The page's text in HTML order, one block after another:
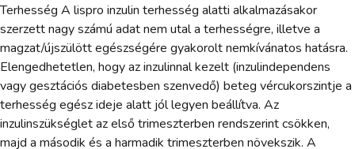
Terhesség A lispro inzulin terhesség alatti alkalmazásakor
szerzett nagy számú adat nem utal a terhességre, illetve a
magzat/újszülött egészségére gyakorolt nemkívánatos hatásra.
Elengedhetetlen, hogy az inzulinnal kezelt (inzulindependens
vagy gesztációs diabetesben szenvedő) beteg vércukorszintje a
terhesség egész ideje alatt jól legyen beállítva. Az
inzulinszükséglet az első trimeszterben rendszerint csökken,
majd a második és a harmadik trimeszterben növekszik. A